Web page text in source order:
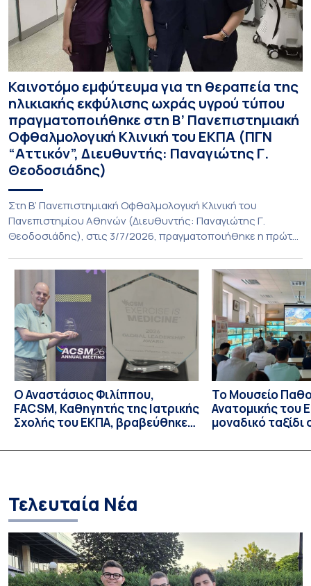
Καινοτόμο εμφύτευμα για τη θεραπεία της
ηλικιακής εκφύλισης ωχράς υγρού τύπου
πραγματοποιήθηκε στη Β’ Πανεπιστημιακή
Οφθαλμολογική Κλινική του ΕΚΠΑ (ΠΓΝ
“Αττικόν”, Διευθυντής: Παναγιώτης Γ.
Θεοδοσιάδης)
Στη Β’ Πανεπιστημιακή Οφθαλμολογική Κλινική του
Πανεπιστημίου Αθηνών (Διευθυντής: Παναγιώτης Γ.
Θεοδοσιάδης), στις 3/7/2026, πραγματοποιήθηκε η πρώτη
PDS) στο πλαίσιο της διεθνούς κλινικής μελέτης Sightspire
σε ασθενή 82 ετών με ηλικιακή εκφύλιση ωχράς υγρού
τύπου. Το ένθεμα αυτό αποτελεί καινοτόμο θεραπεία για
ασθενείς με νεοαγγειακή ηλικιακή εκφύλιση ωχράς, […]
Ο Αναστάσιος Φιλίππου,
FACSM, Καθηγητής της Ιατρικής
Σχολής του ΕΚΠΑ, βραβεύθηκε
Global Leadership Award 2026
Το Μουσείο
Ανατομικής του
μοναδικό ταξίδι
Τελευταία Νέα